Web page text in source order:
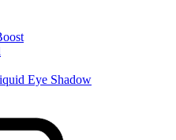
Eye Shadow